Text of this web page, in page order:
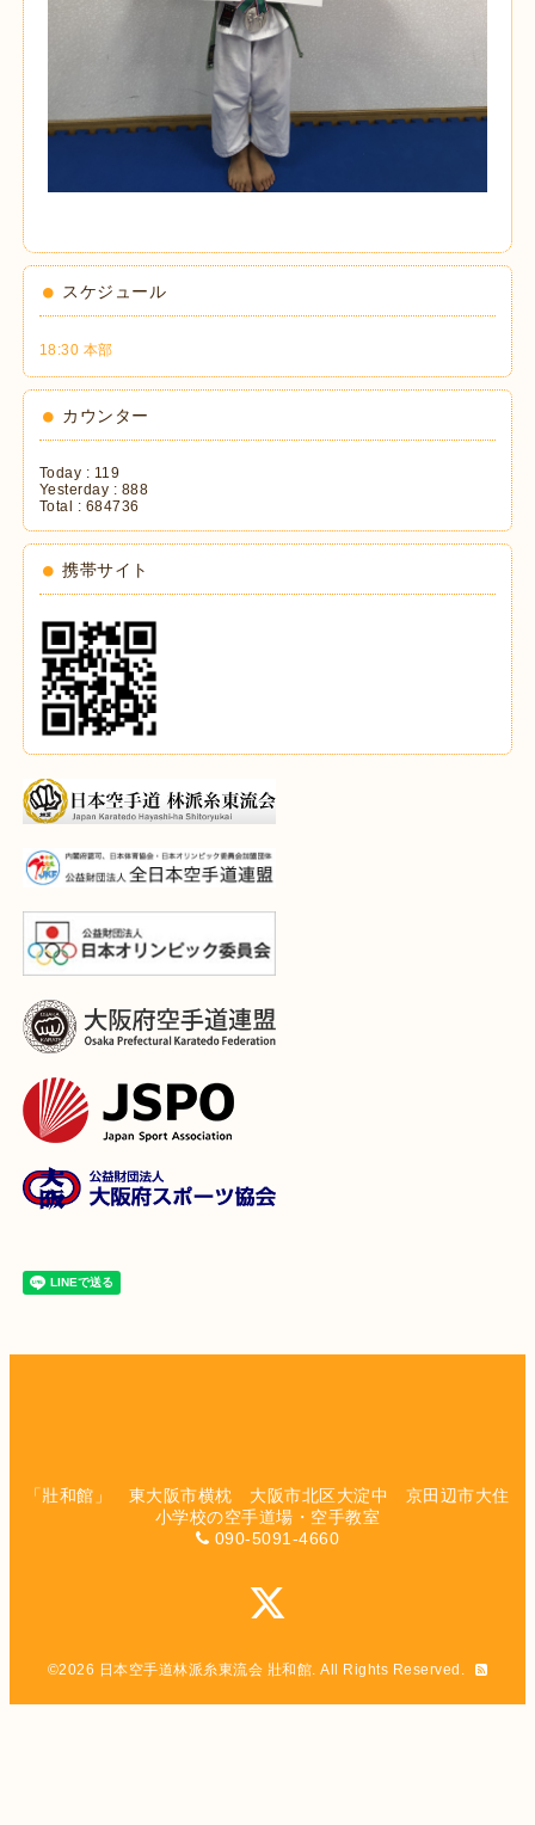
スケジュール
18:30 本部
カウンター
Today : 119
Yesterday : 888
Total : 684736
携帯サイト
「壯和館」 東大阪市横枕 大阪市北区大淀中 京田辺市大住
小学校の空手道場・空手教室
090-5091-4660
©2026 日本空手道林派糸東流会 壯和館. All Rights Reserved.